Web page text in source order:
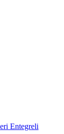
Entegreli